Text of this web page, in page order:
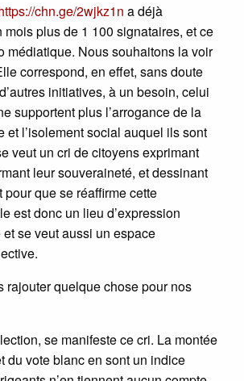
chn.ge/2wjkz1n a déjà
mois plus de 1 100 signataires, et ce
médiatique. Nous souhaitons la voir
correspond, en effet, sans doute
initiatives, à un besoin, celui
supportent plus l’arrogance de la
et l’isolement social auquel ils sont
veut un cri de citoyens exprimant
leur souveraineté, et dessinant
pour que se réaffirme cette
est donc un lieu d’expression
se veut aussi un espace
rajouter quelque chose pour nos
se manifeste ce cri. La montée
du vote blanc en sont un indice